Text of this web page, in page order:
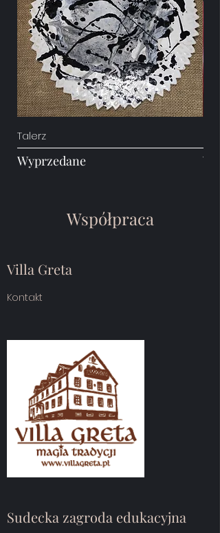
Talerz
Wyprzedane
Współpraca
Villa Greta
Kontakt
Sudecka zagroda edukacyjna